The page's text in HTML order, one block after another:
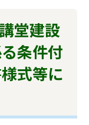
堂建設
条件付
式等に